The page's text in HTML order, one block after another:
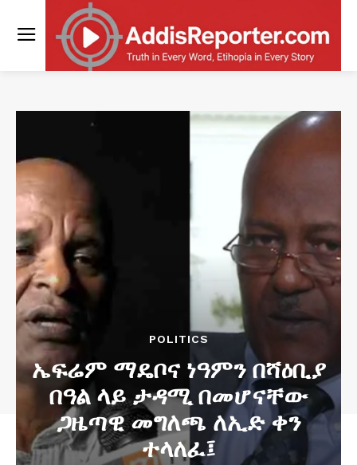
POLITICS
ኤፍሬም ማዴቦና ነዓምን በሻዕቢያ
በዓል ላይ ታዳሚ በመሆናቸው
ጋዜጣዊ መግለጫ ለኢድ ቀን
ተላለፈ፤